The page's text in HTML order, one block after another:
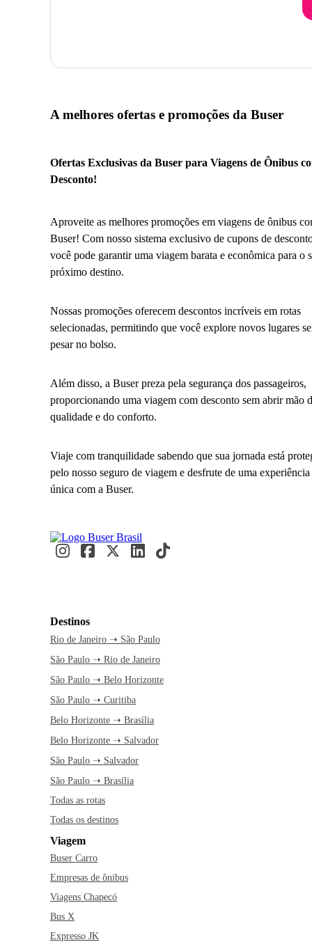
A melhores ofertas e promoções da Buser
Ofertas Exclusivas da Buser para Viagens de Ônibus
Desconto!
Aproveite as melhores promoções em viagens de ônibus
Buser! Com nosso sistema exclusivo de cupons de
você pode garantir uma viagem barata e econômica para o
próximo destino.
Nossas promoções oferecem descontos incríveis em rotas
selecionadas, permitindo que você explore novos lugares
pesar no bolso.
Além disso, a Buser preza pela segurança dos passageiros,
proporcionando uma viagem com desconto sem abrir mão
qualidade e do conforto.
Viaje com tranquilidade sabendo que sua jornada está
pelo nosso seguro de viagem e desfrute de uma experiência
única com a Buser.
Destinos
Rio de Janeiro ➝ São Paulo
São Paulo ➝ Rio de Janeiro
São Paulo ➝ Belo Horizonte
São Paulo ➝ Curitiba
Belo Horizonte ➝ Brasília
Belo Horizonte ➝ Salvador
São Paulo ➝ Salvador
São Paulo ➝ Brasília
Todas as rotas
Todas os destinos
Viagem
Buser Carro
Empresas de ônibus
Viagens Chapecó
Bus X
Expresso JK